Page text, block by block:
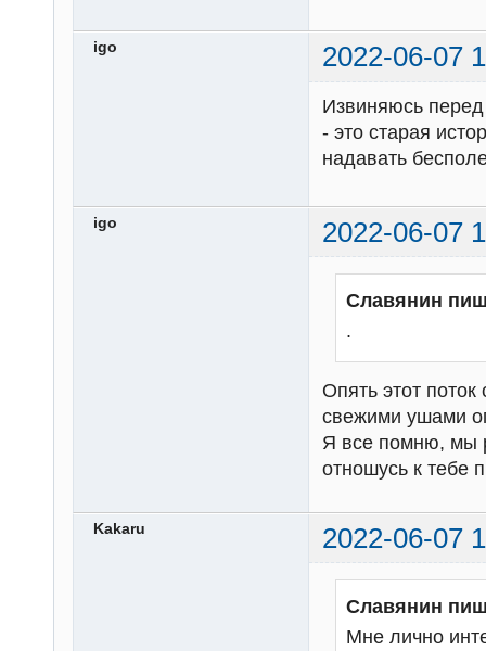
igo 2022-06-07
Извиняюсь
- это старая
надавать
igo 2022-06-07
Славянин
.
Опять этот
свежими ушами
Я все помню, мы
отношусь к тебе
Kakaru 2022-06-07
Славянин
Мне лично